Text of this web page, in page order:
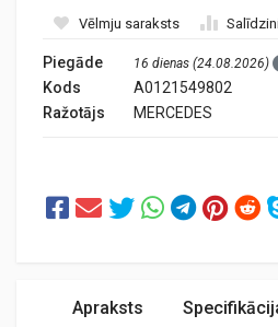
Vēlmju saraksts
Piegāde 16 dienas (24.08.2026)
Kods
A0121549802
Ražotājs
MERCEDES
Apraksts